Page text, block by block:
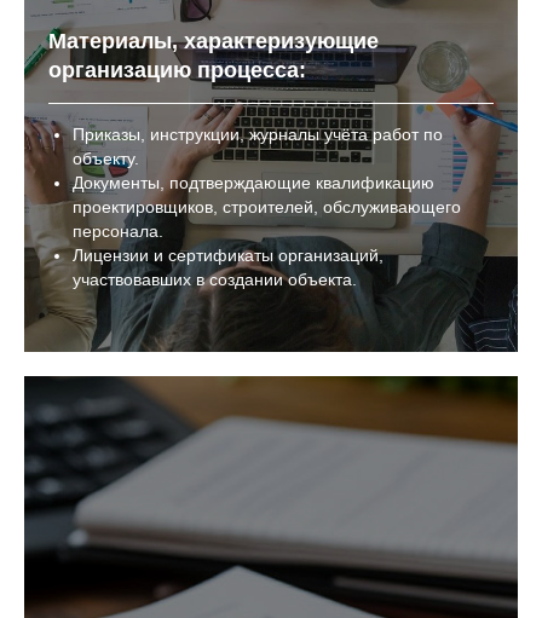
Материалы, характеризующие
организацию процесса:
Приказы, инструкции, журналы учёта работ по
объекту.
Документы, подтверждающие квалификацию
проектировщиков, строителей, обслуживающего
персонала.
Лицензии и сертификаты организаций,
участвовавших в создании объекта.